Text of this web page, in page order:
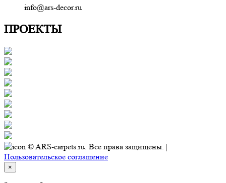
info@ars-decor.ru
ПРОЕКТЫ
© ARS-carpets.ru. Все права защищены. |
Пользовательское соглашение
×